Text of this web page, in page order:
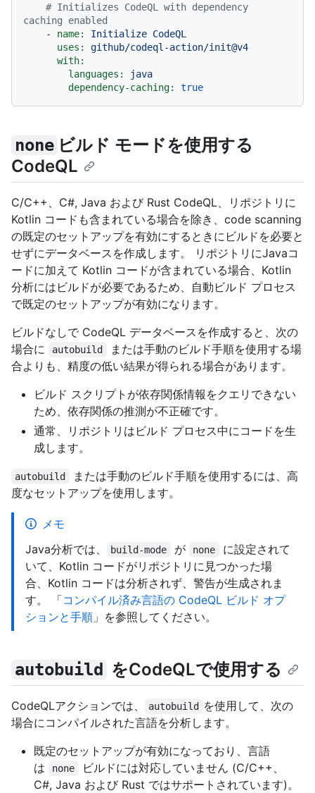
# Initializes CodeQL with dependency
caching enabled
-
name: Initialize CodeQL
uses:
github/codeql-action/init@v4
with:
languages:
java
dependency-caching:
true
none ビルド モードを使用する
CodeQL
C/C++、C#, Java および Rust CodeQL、リポジトリに
Kotlin コードも含まれている場合を除き、code scanning
の既定のセットアップを有効にするときにビルドを必要と
せずにデータベースを作成します。 リポジトリにJavaコ
ードに加えて Kotlin コードが含まれている場合、Kotlin
分析にはビルドが必要であるため、自動ビルド プロセス
で既定のセットアップが有効になります。
ビルドなしで CodeQL データベースを作成すると、次の
場合に
autobuild
または手動のビルド手順を使用する場
合よりも、精度の低い結果が得られる場合があります。
ビルド スクリプトが依存関係情報をクエリできない
ため、依存関係の推測が不正確です。
通常、リポジトリはビルド プロセス中にコードを生
成します。
autobuild
または手動のビルド手順を使用するには、高
度なセットアップを使用します。
メモ
Java分析では、
build-mode が none
に設定されて
いて、Kotlin コードがリポジトリに見つかった場
合、Kotlin コードは分析されず、警告が生成されま
す。 「コンパイル済み言語の CodeQL ビルド オプ
ションと手順 」を参照してください。
autobuild をCodeQLで使用する
CodeQLアクションでは、 autobuild
を使用して、次の
場合にコンパイルされた言語を分析します。
既定のセットアップが有効になっており、言語
は
none
ビルドには対応していません (C/C++、
C#, Java および Rust ではサポートされています)。